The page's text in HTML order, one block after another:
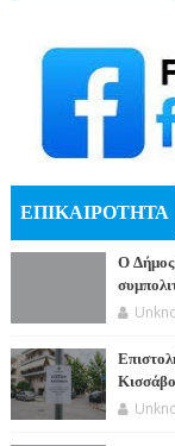
ΕΠΙΚΑΙΡΟΤΗΤΑ
Ο Δήμος